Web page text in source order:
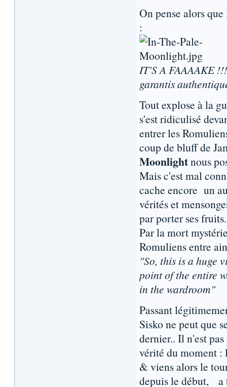
On pense alors
:
IT'S A FAAAAKE
garantis
Tout explose à la
s'est ridiculisé
entrer les
coup de bluff de
Moonlightnous
Mais c'est mal
cache encore un
vérités et
par porter ses fruits.
Par la mort
Romuliens entre
"So, this is a huge
point of the entire
in the wardroom"
Passant
Sisko ne peut que
dernier.. Il n'est
vérité du moment :
& viens alors le
depuis le début, a